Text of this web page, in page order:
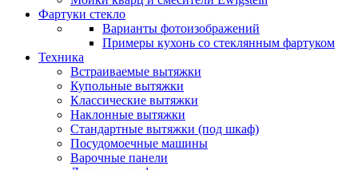
Фартуки стекло
Варианты фотоизображений
Примеры кухонь со стеклянным фартуком
Техника
Встраиваемые вытяжки
Купольные вытяжки
Классические вытяжки
Наклонные вытяжки
Стандартные вытяжки (под шкаф)
Посудомоечные машины
Варочные панели